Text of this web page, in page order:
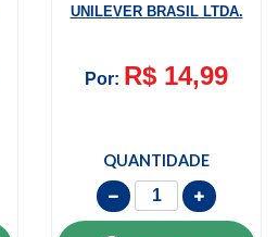
UNILEVER BRASIL LTDA.
Por: R$ 14,99
QUANTIDADE